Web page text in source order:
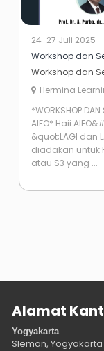
24-27 Juli 2025
Workshop dan
Workshop dan
Hermina
*WORKSHOP DAN
AIFO* Haii
&quot;LAGI dan
diadakan untuk
atau S3 yang ...
Alamat
Yogyakarta
Sleman, Yogyakarta